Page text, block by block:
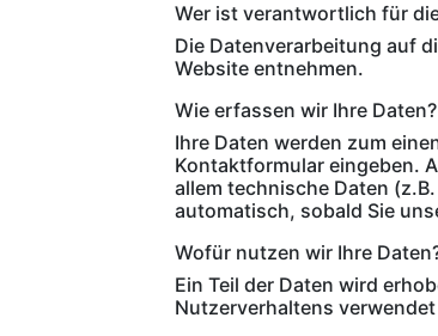
Wer ist verantwortlich für
Die Datenverarbeitung auf
Website entnehmen.
Wie erfassen wir Ihre Daten?
Ihre Daten werden zum
Kontaktformular eingeben.
allem technische Daten
automatisch, sobald Sie
Wofür nutzen wir Ihre
Ein Teil der Daten wird
Nutzerverhaltens